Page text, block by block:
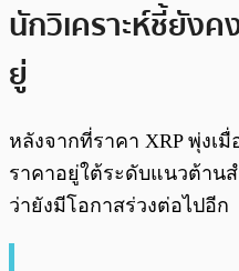
นักวิเคราะห์ชี้ยั
ยู่
หลังจากที่ราคา XRP พุ่งเ
ราคาอยู่ใต้ระดับแนวต้าน
ว่ายังมีโอกาสร่วงต่อไปอีก